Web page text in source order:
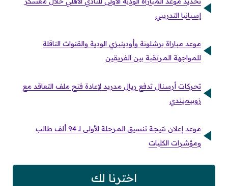
إسبانيا التدريبي
موعد مباراة برشلونة وأودينيزي الودية والقنوات الناقلة
للمواجهة المرتقبة بين الفريقين
تحركات أرسنال تدفع ريال مدريد لإعادة فتح ملف التعاقد مع
زوبيميندي
موعد إعلان نتيجة تنسيق المرحلة الأولى لـ 94 ألف طالب
ومؤشرات الكليات
اخترنا لك